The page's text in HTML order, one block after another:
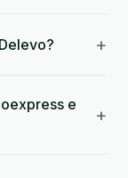
+
e
+